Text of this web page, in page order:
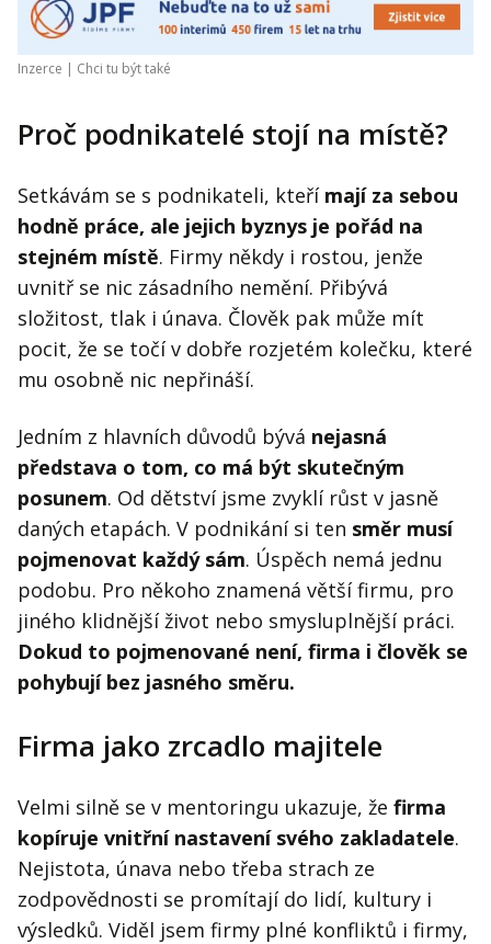
Inzerce | Chci tu být také
Proč podnikatelé stojí na místě?
Setkávám se s podnikateli, kteří mají za sebou
hodně práce, ale jejich byznys je pořád na
stejném místě. Firmy někdy i rostou, jenže
uvnitř se nic zásadního nemění. Přibývá
složitost, tlak i únava. Člověk pak může mít
pocit, že se točí v dobře rozjetém kolečku, které
mu osobně nic nepřináší.
Jedním z hlavních důvodů bývá nejasná
představa o tom, co má být skutečným
posunem. Od dětství jsme zvyklí růst v jasně
daných etapách. V podnikání si ten směr musí
pojmenovat každý sám. Úspěch nemá jednu
podobu. Pro někoho znamená větší firmu, pro
jiného klidnější život nebo smysluplnější práci.
Dokud to pojmenované není, firma i člověk se
pohybují bez jasného směru.
Firma jako zrcadlo majitele
Velmi silně se v mentoringu ukazuje, že firma
kopíruje vnitřní nastavení svého zakladatele.
Nejistota, únava nebo třeba strach ze
zodpovědnosti se promítají do lidí, kultury i
výsledků. Viděl jsem firmy plné konfliktů i firmy,